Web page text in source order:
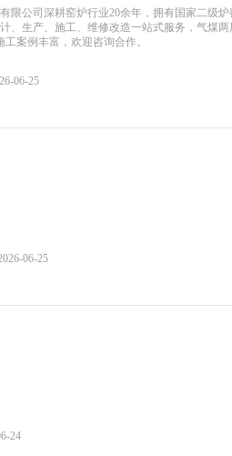
限公司深耕窑炉行业20余年，拥有国家二级
、生产、施工、维修改造一站式服务，气煤
案例丰富，欢迎咨询合作。
06-25
06-25
24